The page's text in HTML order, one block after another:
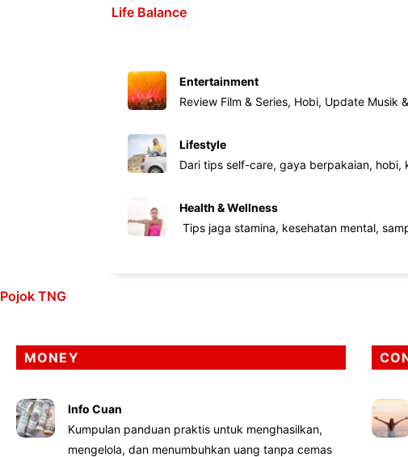
Life Balance
Entertainment
Review Film & Series, Hobi, Update Musik
Lifestyle
Dari tips self-care, gaya berpakaian,
Health & Wellness
Tips jaga stamina, kesehatan mental,
Pojok TNG
MONEY
Info Cuan
Kumpulan panduan praktis untuk menghasilkan,
mengelola, dan menumbuhkan uang tanpa cemas